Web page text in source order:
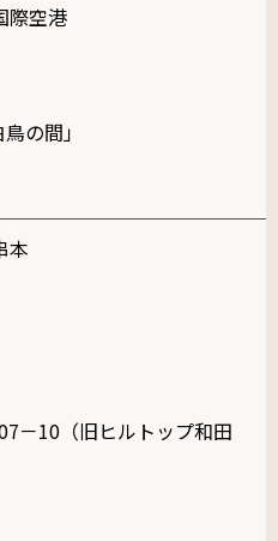
際空港
の間」
本
－10（旧ヒルトップ和田